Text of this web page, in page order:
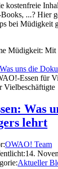
kostenfreie
...? Hier
bei Müdigkeit
Müdigkeit: Mit
Essen für
Vielbeschäftigte
Was
lehrt
OWAO! Team
14.
Aktueller